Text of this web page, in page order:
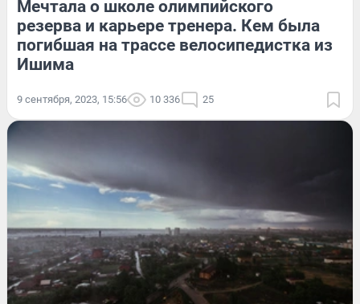
Мечтала о школе олимпийского
резерва и карьере тренера. Кем была
погибшая на трассе велосипедистка из
Ишима
9 сентября, 2023, 15:56 10 336 25